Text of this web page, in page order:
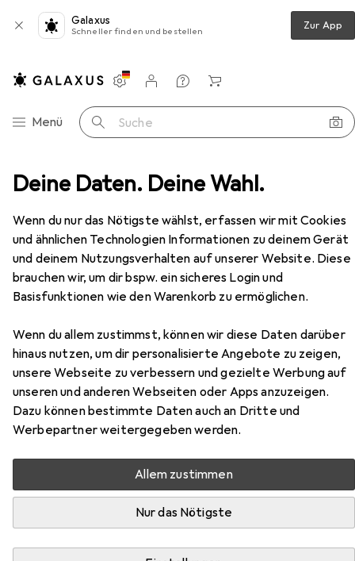
Deine Daten. Deine Wahl.
Wenn du nur das Nötigste wählst, erfassen wir mit Cookies
und ähnlichen Technologien Informationen zu deinem Gerät
und deinem Nutzungsverhalten auf unserer Website. Diese
brauchen wir, um dir bspw. ein sicheres Login und
Basisfunktionen wie den Warenkorb zu ermöglichen.
Wenn du allem zustimmst, können wir diese Daten darüber
hinaus nutzen, um dir personalisierte Angebote zu zeigen,
unsere Webseite zu verbessern und gezielte Werbung auf
unseren und anderen Webseiten oder Apps anzuzeigen.
Dazu können bestimmte Daten auch an Dritte und
Werbepartner weitergegeben werden.
Allem zustimmen
Nur das Nötigste
Galaxus
Schneller finden und bestellen Zur App
Navigation nach Kategorien
Menü Suche
Einstellungen
Kundenkonto
Vergleichslisten
Merklisten
Warenkorb
+ Türschliesser effeff 118 E FaFix mit Radiusfalle
EUR
45,25
Glastür, Indoor
Zubehör für effeff 118 E FaFix
mit Radiusfalle
Hier findest du passendes Zubehör zum Produkt effeff